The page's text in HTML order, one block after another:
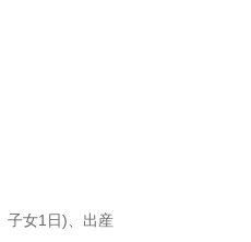
子女1日)、出産